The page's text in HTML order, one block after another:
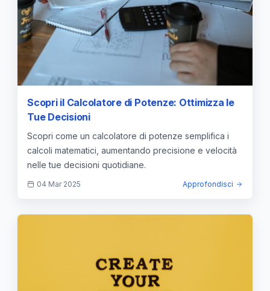
Scopri il Calcolatore di Potenze: Ottimizza le
Tue Decisioni
Scopri come un calcolatore di potenze semplifica i
calcoli matematici, aumentando precisione e velocità
nelle tue decisioni quotidiane.
04 Mar 2025 Approfondisci